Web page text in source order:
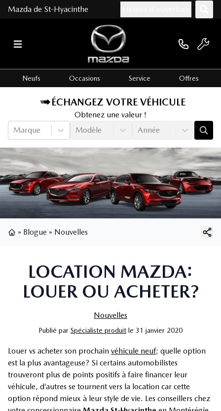
Mazda de St-Hyacinthe
Neufs Occasions Service Offres
ÉCHANGEZ VOTRE VÉHICULE
Obtenez une valeur !
Marque
Modèle Année
» Blogue » Nouvelles
LOCATION MAZDA:
LOUER OU ACHETER?
Nouvelles
Publié par Spécialiste produit le 31 janvier 2020
Louer vs acheter son prochain véhicule neuf; quelle option
est la plus avantageuse? Si certains automobilistes
trouveront plus de points positifs à faire financer leur
véhicule, d’autres se tournent vers la location car cette
option répond mieux à leur style de vie. Les conseillers chez